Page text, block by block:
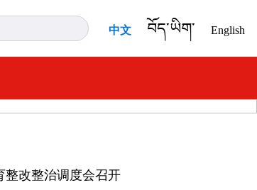
中文 བོད་ཡིག་ English
整改整治调度会召开